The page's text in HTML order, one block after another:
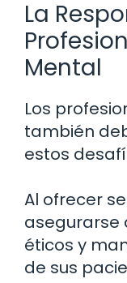
La
Mental
Los
también
estos
Al ofrecer
asegurarse
éticos y
de sus